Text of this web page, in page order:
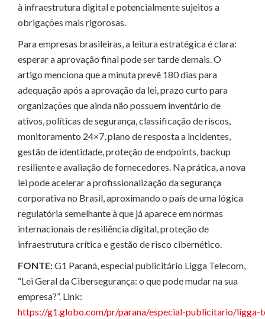
à infraestrutura digital e potencialmente sujeitos a
obrigações mais rigorosas.
Para empresas brasileiras, a leitura estratégica é clara:
esperar a aprovação final pode ser tarde demais. O
artigo menciona que a minuta prevê 180 dias para
adequação após a aprovação da lei, prazo curto para
organizações que ainda não possuem inventário de
ativos, políticas de segurança, classificação de riscos,
monitoramento 24×7, plano de resposta a incidentes,
gestão de identidade, proteção de endpoints, backup
resiliente e avaliação de fornecedores. Na prática, a nova
lei pode acelerar a profissionalização da segurança
corporativa no Brasil, aproximando o país de uma lógica
regulatória semelhante à que já aparece em normas
internacionais de resiliência digital, proteção de
infraestrutura crítica e gestão de risco cibernético.
FONTE:G1 Paraná, especial publicitário Ligga Telecom,
“Lei Geral da Cibersegurança: o que pode mudar na sua
empresa?”. Link:
https://g1.globo.com/pr/parana/especial-publicitario/ligga-